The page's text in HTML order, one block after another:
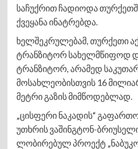
საჩუქრით ჩადიოდა
ქვეყანა ინატრებდა.
ხელშეკრულებამ, თურქეთი
ტრანზიტორ სახელმწიფოდ
ტრანზიტორ, არამედ
მოსახლეობისთვის 16
მეტრი გაზის მიმწოდებლად.
„ცისფერი ნაკადის“
უთხრის ვაშინგტონ-
ლობირებულ პროექტ